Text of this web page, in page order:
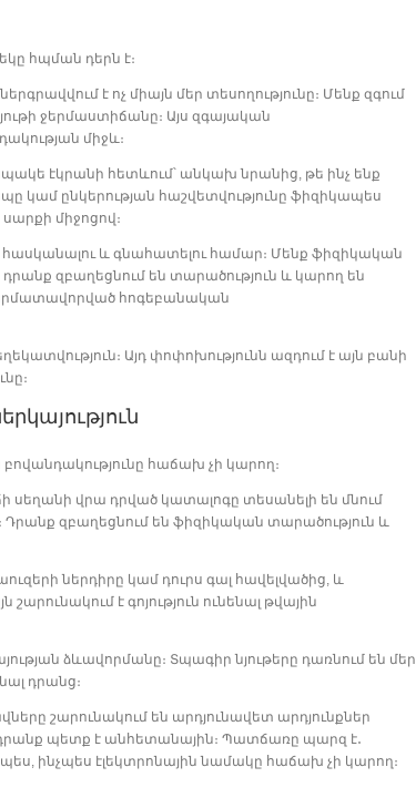
հպման դերն է։
է ոչ միայն մեր տեսողությունը։ Մենք զգում
ջերմաստիճանը։ Այս զգայական
միջև։
ապակե էկրանի հետևում՝ անկախ նրանից, թե ինչ ենք
կամ ընկերության հաշվետվությունը ֆիզիկապես
միջոցով։
և գնահատելու համար։ Մենք ֆիզիկական
զբաղեցնում են տարածություն և կարող են
արմատավորված հոգեբանական
Այդ փոփոխությունն ազդում է այն բանի
բովանդակությունը հաճախ չի կարող։
սեղանի վրա դրված կատալոգը տեսանելի են մնում
Դրանք զբաղեցնում են ֆիզիկական տարածություն և
ներդիրը կամ դուրս գալ հավելվածից, և
է գոյություն ունենալ թվային
ձևավորմանը։ Տպագիր նյութերը դառնում են մեր
դրանց։
շարունակում են արդյունավետ արդյունքներ
պետք է անհետանային։ Պատճառը պարզ է․
ինչպես էլեկտրոնային նամակը հաճախ չի կարող։